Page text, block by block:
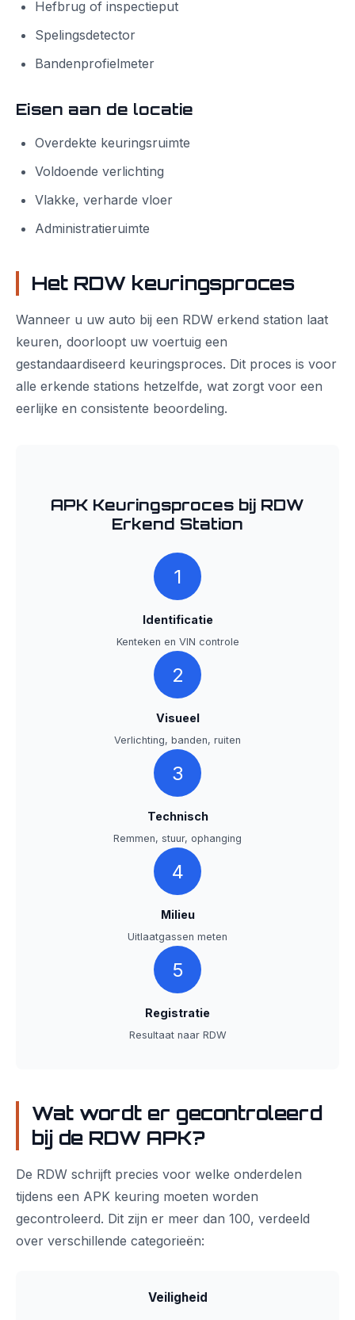
Hefbrug of inspectieput
Spelingsdetector
Bandenprofielmeter
Eisen aan de locatie
Overdekte keuringsruimte
Voldoende verlichting
Vlakke, verharde vloer
Administratieruimte
Het RDW keuringsproces
Wanneer u uw auto bij een RDW erkend station laat
keuren, doorloopt uw voertuig een
gestandaardiseerd keuringsproces. Dit proces is voor
alle erkende stations hetzelfde, wat zorgt voor een
eerlijke en consistente beoordeling.
APK Keuringsproces bij RDW
Erkend Station
1
Identificatie
Kenteken en VIN controle
2
Visueel
Verlichting, banden, ruiten
3
Technisch
Remmen, stuur, ophanging
4
Milieu
Uitlaatgassen meten
5
Registratie
Resultaat naar RDW
Wat wordt er gecontroleerd
bij de RDW APK?
De RDW schrijft precies voor welke onderdelen
tijdens een APK keuring moeten worden
gecontroleerd. Dit zijn er meer dan 100, verdeeld
over verschillende categorieën:
Veiligheid